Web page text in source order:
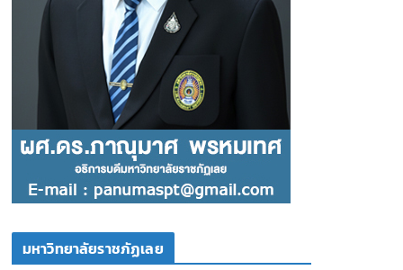
มหาวิทยาลัยราชภัฏเลย